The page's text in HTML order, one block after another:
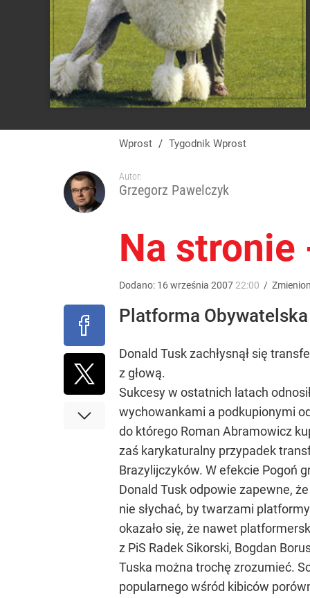
Wprost / Tygodnik Wprost
Autor:
Grzegorz Pawelczyk
Na stronie
Dodano: 16września 2007 22:00 /
Platforma
Donald Tusk zachłysnął się
z głową.
Sukcesy w ostatnich latach
wychowankami a podkupionymi
do którego Roman Abramowicz
zaś karykaturalny przypadek
Brazylijczyków. W efekcie Pogoń
Donald Tusk odpowie zapewne,
nie słychać, by twarzami
okazało się, że nawet
z PiS Radek Sikorski, Bogdan
Tuska można trochę zrozumieć.
popularnego wśród kibiców